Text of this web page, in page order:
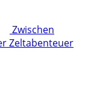
Zwischen
Zeltabenteuer